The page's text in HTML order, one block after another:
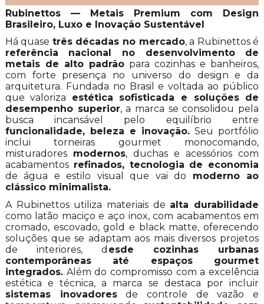
Rubinettos — Metais Premium com Design
Brasileiro, Luxo e Inovação Sustentável
Há quase três décadas no mercado, a Rubinettos é
referência nacional no desenvolvimento de
metais de alto padrão para cozinhas e banheiros,
com forte presença no universo do design e da
arquitetura. Fundada no Brasil e voltada ao público
que valoriza estética sofisticada e soluções de
desempenho superior, a marca se consolidou pela
busca incansável pelo equilíbrio entre
funcionalidade, beleza e inovação. Seu portfólio
inclui torneiras gourmet monocomando,
misturadores modernos, duchas e acessórios com
acabamentos refinados, tecnologia de economia
de água e estilo visual que vai do moderno ao
clássico minimalista.
A Rubinettos utiliza materiais de alta durabilidade
como latão maciço e aço inox, com acabamentos em
cromado, escovado, gold e black matte, oferecendo
soluções que se adaptam aos mais diversos projetos
de interiores, d esde cozinhas urbanas
contemporâneas até espaços gourmet
integrados.Além do compromisso com a excelência
estética e técnica, a marca se destaca por incluir
sistemas inovadoresde controle de vazão e